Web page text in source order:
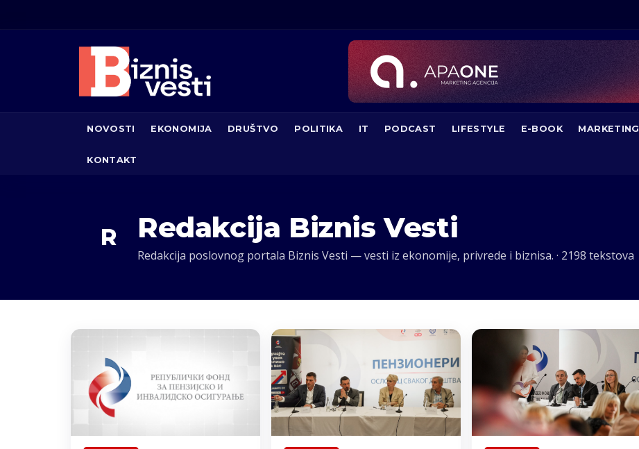
NOVOSTI EKONOMIJA DRUŠTVO POLITIKA IT PODCAST LIFESTYLE E-BOOK MARKETING
KONTAKT
R Redakcija Biznis Vesti
Redakcija poslovnog portala Biznis Vesti — vesti iz ekonomije, privrede i biznisa. · 2198 tekstova